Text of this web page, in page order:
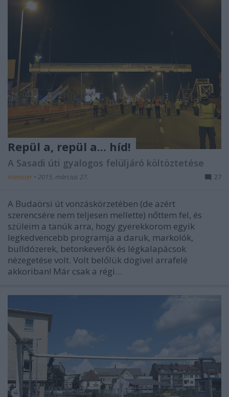
Repül a, repül a... híd!
A Sasadi úti gyalogos felüljáró költöztetése
Hamster • 2015. március 27. 27
A Budaörsi út vonzáskörzetében (de azért
szerencsére nem teljesen mellette) nőttem fel, és
szüleim a tanúk arra, hogy gyerekkorom egyik
legkedvencebb programja a daruk, markolók,
bulldózerek, betonkeverők és légkalapácsok
nézegetése volt. Volt belőlük dögivel arrafelé
akkoriban! Már csak a régi…